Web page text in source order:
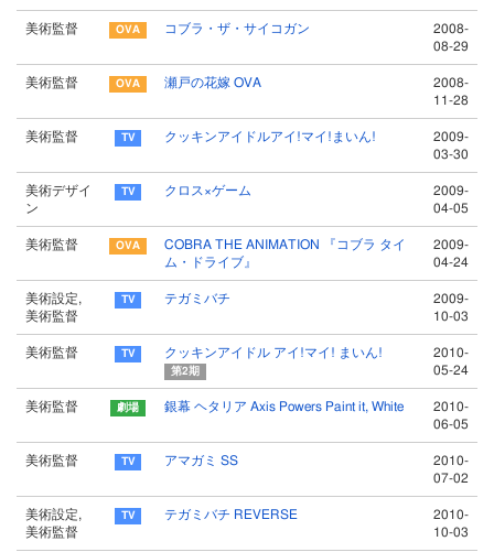
美術監督 コブラ・ザ・サイコガン
2008-
08-29
美術監督 瀬戸の花嫁 OVA
2008-
11-28
美術監督 クッキンアイドルアイ!マイ!まいん!
2009-
03-30
美術デザイ
ン
クロス×ゲーム
2009-
04-05
美術監督
COBRA THE ANIMATION 『コブラ タイ
ム・ドライブ』
2009-
04-24
美術設定,
美術監督
テガミバチ
2009-
10-03
美術監督 クッキンアイドル アイ!マイ! まいん!
第2期
2010-
05-24
美術監督 銀幕 ヘタリア Axis Powers Paint it, White
2010-
06-05
美術監督 アマガミ SS
2010-
07-02
美術設定,
美術監督
テガミバチ REVERSE
2010-
10-03